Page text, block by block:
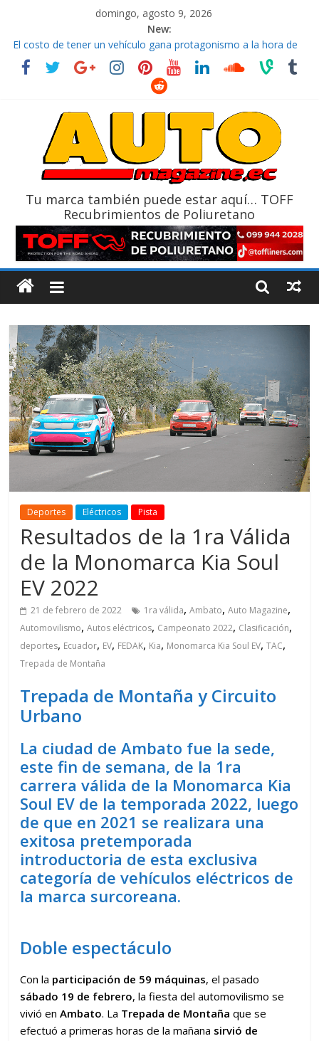
domingo, agosto 9, 2026
New:
La FEDAK recibe 12 Sinotruk Bolden para cubrir las rutas de La
Vuelta
El costo de tener un vehículo gana protagonismo a la hora de
¿Qué puede pasar con tu vehículo si permanece varios días sin
La Vuelta al Ecuador 2026, edición 47ª, recorre 7 provincias en 8
Tu marca también puede estar aquí… TOFF
Recubrimientos de Poliuretano
Deportes Eléctricos Pista
Resultados de la 1ra Válida
de la Monomarca Kia Soul
EV 2022
21 de febrero de 2022 1ra válida,Ambato,Auto Magazine,
Automovilismo,Autos eléctricos, Campeonato 2022, Clasificación,
deportes, Ecuador, EV, FEDAK, Kia, Monomarca Kia Soul EV,TAC,
Trepada de Montaña
Trepada de Montaña y Circuito
Urbano
La ciudad de Ambato fue la sede,
este fin de semana, de la 1ra
carrera válida de la Monomarca Kia
Soul EV de la temporada 2022, luego
de que en 2021 se realizara una
exitosa pretemporada
introductoria de esta exclusiva
categoría de vehículos eléctricos de
la marca surcoreana.
Doble espectáculo
Con la participación de 59 máquinas, el pasado
sábado 19 de febrero, la fiesta del automovilismo se
vivió enAmbato. La Trepada de Montaña que se
efectuó a primeras horas de la mañana sirvió de